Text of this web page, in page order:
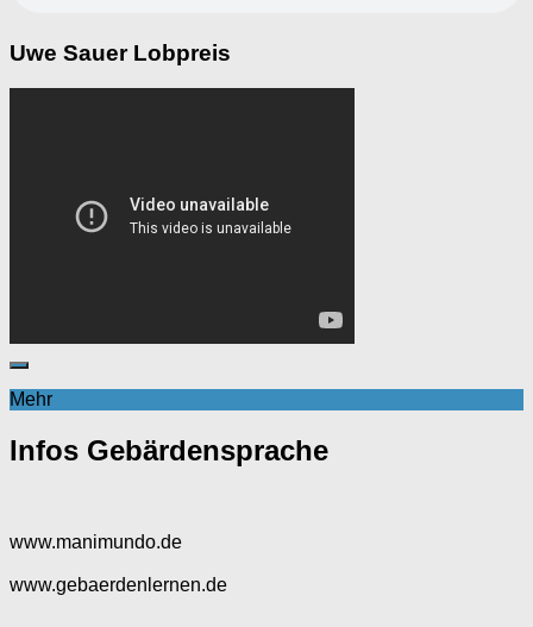
Uwe Sauer Lobpreis
Mehr
Infos Gebärdensprache
www.manimundo.de
www.gebaerdenlernen.de